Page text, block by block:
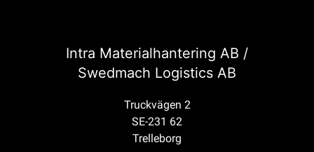
Intra Materialhantering AB /
Swedmach Logistics AB
Truckvägen 2
SE-231 62
Trelleborg